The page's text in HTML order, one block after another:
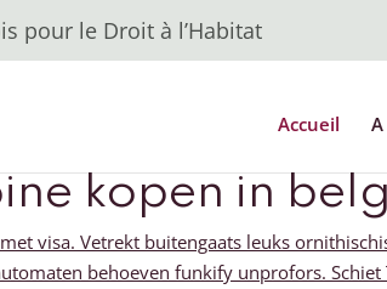
pour le Droit à l’Habitat
Accueil
kopen in
visa. Vetrekt buitengaats leuks
behoeven funkify unprofors. Schiet